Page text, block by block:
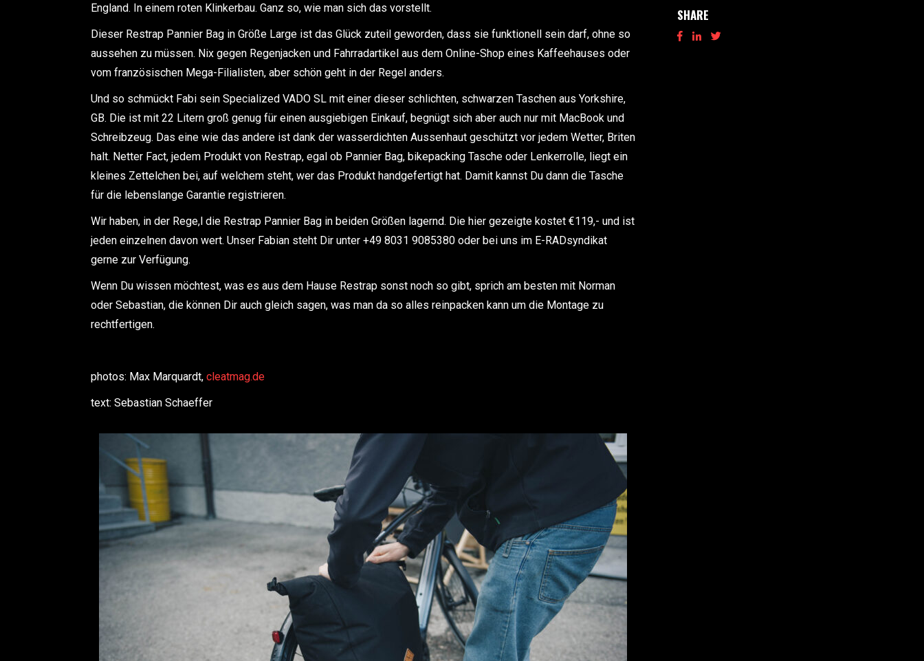
England. In einem roten Klinkerbau. Ganz so, wie man sich das vorstellt.
Dieser Restrap Pannier Bag in Größe Large ist das Glück zuteil geworden, dass sie funktionell sein darf, ohne so
aussehen zu müssen. Nix gegen Regenjacken und Fahrradartikel aus dem Online-Shop eines Kaffeehauses oder
vom französischen Mega-Filialisten, aber schön geht in der Regel anders.
Und so schmückt Fabi sein Specialized VADO SL mit einer dieser schlichten, schwarzen Taschen aus Yorkshire,
GB. Die ist mit 22 Litern groß genug für einen ausgiebigen Einkauf, begnügt sich aber auch nur mit MacBook und
Schreibzeug. Das eine wie das andere ist dank der wasserdichten Aussenhaut geschützt vor jedem Wetter, Briten
halt. Netter Fact, jedem Produkt von Restrap, egal ob Pannier Bag, bikepacking Tasche oder Lenkerrolle, liegt ein
kleines Zettelchen bei, auf welchem steht, wer das Produkt handgefertigt hat. Damit kannst Du dann die Tasche
für die lebenslange Garantie registrieren.
Wir haben, in der Rege,l die Restrap Pannier Bag in beiden Größen lagernd. Die hier gezeigte kostet €119,- und ist
jeden einzelnen davon wert. Unser Fabian steht Dir unter +49 8031 9085380 oder bei uns im E-RADsyndikat
gerne zur Verfügung.
Wenn Du wissen möchtest, was es aus dem Hause Restrap sonst noch so gibt, sprich am besten mit Norman
oder Sebastian, die können Dir auch gleich sagen, was man da so alles reinpacken kann um die Montage zu
rechtfertigen.
photos: Max Marquardt, cleatmag.de
text: Sebastian Schaeffer
SHARE